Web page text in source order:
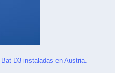
D3 instaladas en Austria.